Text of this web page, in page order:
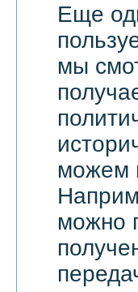
Еще
мы
можем
можно